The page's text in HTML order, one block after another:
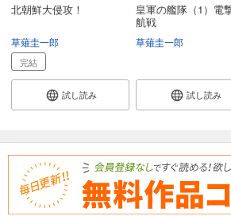
北朝鮮大侵攻！
草薙圭一郎
完結
試し読み
皇軍の艦隊（1）電
航戦
草薙圭一郎
試し読み